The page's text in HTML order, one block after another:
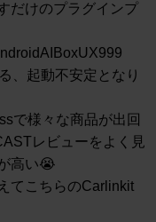
だけのプラグインプ
、起動不安定となり
で様々な商品が出回
レビューをよく見
高い😭
てこちらのCarlinkit